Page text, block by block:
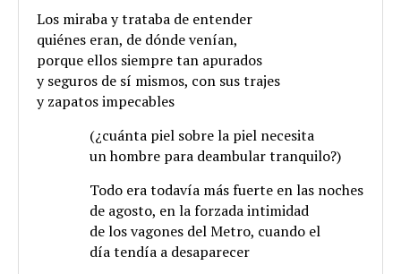
Los miraba y trataba de entender
quiénes eran, de dónde venían,
porque ellos siempre tan apurados
y seguros de sí mismos, con sus trajes
y zapatos impecables
(¿cuánta piel sobre la piel necesita
un hombre para deambular tranquilo?)
Todo era todavía más fuerte en las noches
de agosto, en la forzada intimidad
de los vagones del Metro, cuando el
día tendía a desaparecer